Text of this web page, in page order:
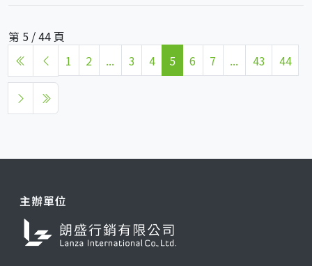
第 5 / 44 頁
1
2 ... 3 4 5 6 7 ... 43 44
主辦單位